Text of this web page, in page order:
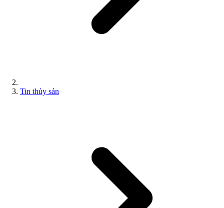
Tin thủy sản